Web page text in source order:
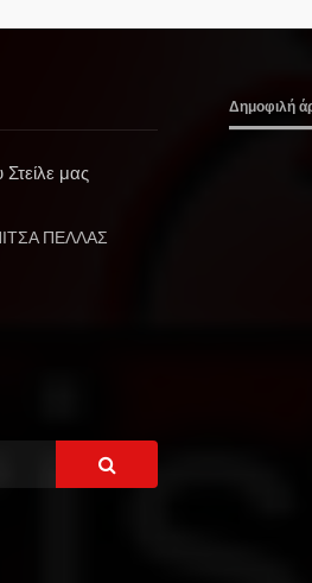
μας
ΠΕΛΛΑΣ
Δημοφιλή